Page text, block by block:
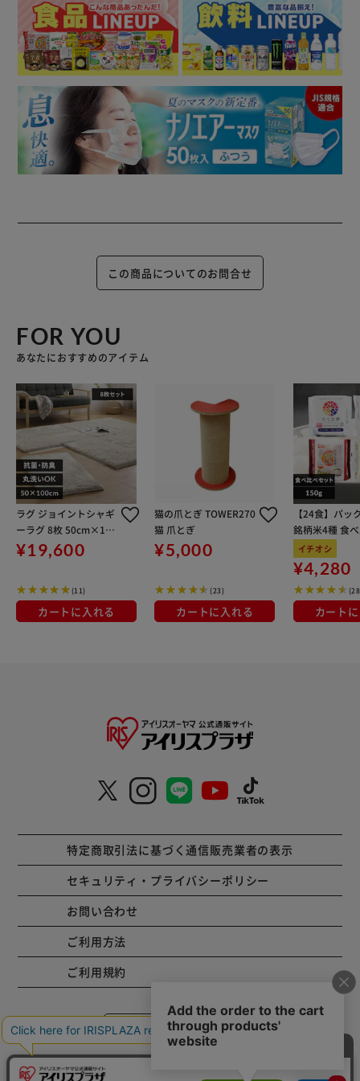
この商品についてのお問合せ
FOR YOU
あなたにおすすめのアイテム
ラグ ジョイントシャギ
ーラグ 8枚 50cm×100
cm ベージュ JTR-S501
¥19,600
(11)
カートに入れる
猫の爪とぎ TOWER270
猫 爪とぎ
¥5,000
(23)
カートに入れる
【24食】パッ
銘柄米4種 食
ット
イチオシ
¥4,280
カート
特定商取引法に基づく通信販売業者の表示
セキュリティ・プライバシーポリシー
お問い合わせ
ご利用方法
ご利用規約
コーポレートサイト